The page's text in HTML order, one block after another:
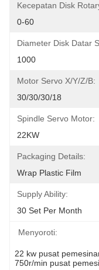
Kecepatan Disk
0-60
Diameter Disk Datar
1000
Motor Servo X/y/z/b:
30/30/30/18
Spindle Servo Motor:
22KW
Packaging Details:
Wrap Plastic Film
Supply Ability:
30 Set Per Month
Menyoroti:
22 kw pusat
750r/min pusat